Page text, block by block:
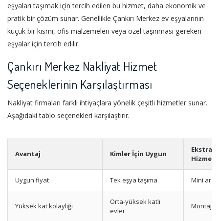
eşyaları taşımak için tercih edilen bu hizmet, daha ekonomik ve
pratik bir çözüm sunar. Genellikle Çankırı Merkez ev eşyalarının
küçük bir kısmı, ofis malzemeleri veya özel taşınması gereken
eşyalar için tercih edilir.
Çankırı Merkez Nakliyat Hizmet
Seçeneklerinin Karşılaştırması
Nakliyat firmaları farklı ihtiyaçlara yönelik çeşitli hizmetler sunar.
Aşağıdaki tablo seçenekleri karşılaştırır.
Avantaj Kimler İçin Uygun
Ekstra
Uygun fiyat Tek eşya taşıma Mini araç
Yüksek kat kolaylığı
Orta-yüksek katlı
evler
Montaj